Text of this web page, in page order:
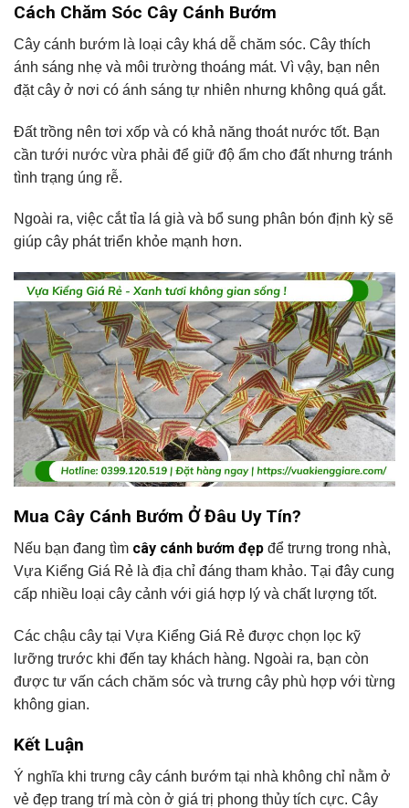
Cách Chăm Sóc Cây Cánh Bướm
Cây cánh bướm là loại cây khá dễ chăm sóc. Cây thích
ánh sáng nhẹ và môi trường thoáng mát. Vì vậy, bạn nên
đặt cây ở nơi có ánh sáng tự nhiên nhưng không quá gắt.
Đất trồng nên tơi xốp và có khả năng thoát nước tốt. Bạn
cần tưới nước vừa phải để giữ độ ẩm cho đất nhưng tránh
tình trạng úng rễ.
Ngoài ra, việc cắt tỉa lá già và bổ sung phân bón định kỳ sẽ
giúp cây phát triển khỏe mạnh hơn.
Mua Cây Cánh Bướm Ở Đâu Uy Tín?
Nếu bạn đang tìm cây cánh bướm đẹp để trưng trong nhà,
Vựa Kiểng Giá Rẻ là địa chỉ đáng tham khảo. Tại đây cung
cấp nhiều loại cây cảnh với giá hợp lý và chất lượng tốt.
Các chậu cây tại Vựa Kiểng Giá Rẻ được chọn lọc kỹ
lưỡng trước khi đến tay khách hàng. Ngoài ra, bạn còn
được tư vấn cách chăm sóc và trưng cây phù hợp với từng
không gian.
Kết Luận
Ý nghĩa khi trưng cây cánh bướm tại nhà không chỉ nằm ở
vẻ đẹp trang trí mà còn ở giá trị phong thủy tích cực. Cây